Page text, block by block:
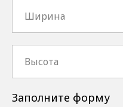
Заполните форму